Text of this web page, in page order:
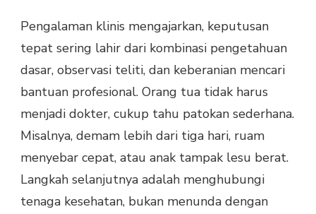
Pengalaman klinis mengajarkan, keputusan
tepat sering lahir dari kombinasi pengetahuan
dasar, observasi teliti, dan keberanian mencari
bantuan profesional. Orang tua tidak harus
menjadi dokter, cukup tahu patokan sederhana.
Misalnya, demam lebih dari tiga hari, ruam
menyebar cepat, atau anak tampak lesu berat.
Langkah selanjutnya adalah menghubungi
tenaga kesehatan, bukan menunda dengan